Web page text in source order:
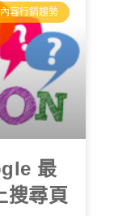
內容行銷趨勢
最
搜尋頁